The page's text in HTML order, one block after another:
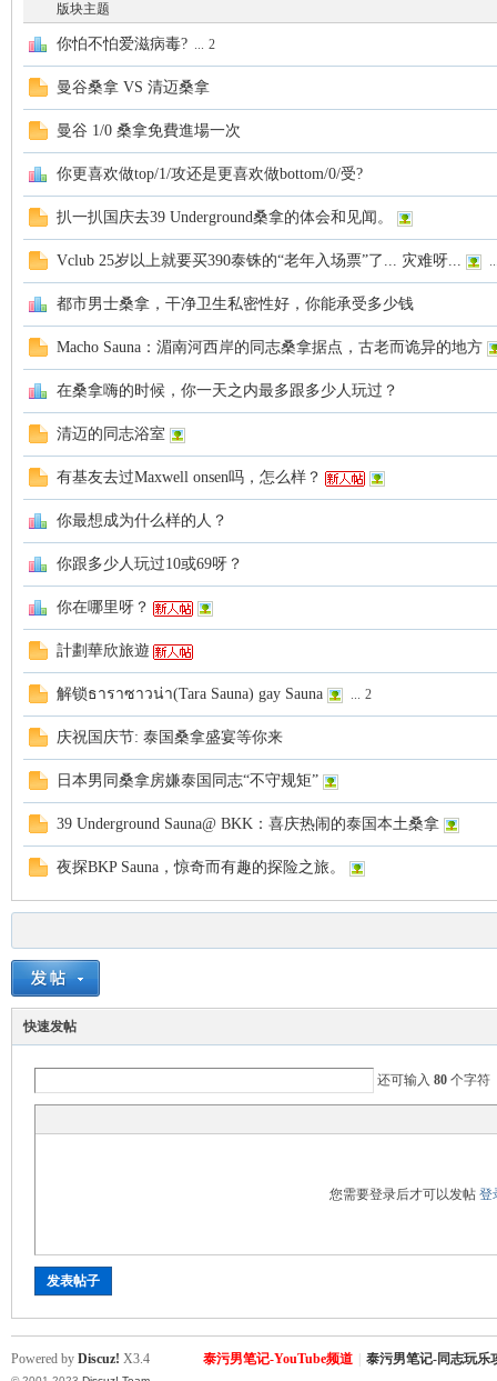
版块主题
你怕不怕爱滋病毒? ... 2
曼谷桑拿 VS 清迈桑拿
曼谷 1/0 桑拿免費進場一次
你更喜欢做top/1/攻还是更喜欢做bottom/0/受?
扒一扒国庆去39 Underground桑拿的体会和见闻。
Vclub 25岁以上就要买390泰铢的“老年入场票”了... 灾难呀...
都市男士桑拿，干净卫生私密性好，你能承受多少钱
Macho Sauna：湄南河西岸的同志桑拿据点，古老而诡异的地方
在桑拿嗨的时候，你一天之内最多跟多少人玩过？
清迈的同志浴室
有基友去过Maxwell onsen吗，怎么样？
你最想成为什么样的人？
你跟多少人玩过10或69呀？
你在哪里呀？
計劃華欣旅遊
解锁ธาราซาวน่า(Tara Sauna) gay Sauna ... 2
庆祝国庆节: 泰国桑拿盛宴等你来
日本男同桑拿房嫌泰国同志“不守规矩”
39 Underground Sauna@ BKK：喜庆热闹的泰国本土桑拿
夜探BKP Sauna，惊奇而有趣的探险之旅。
快速发帖
还可输入 80个字符
您需要登录后才可以发帖登
发表帖子
泰污男笔记-YouTube频道 泰污男笔记-同志玩乐
Powered by Discuz! X3.4